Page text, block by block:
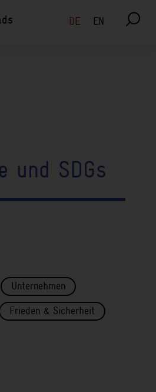
Sprachauswahl
DE EN
und SDGs
Unternehmen
Frieden & Sicherheit